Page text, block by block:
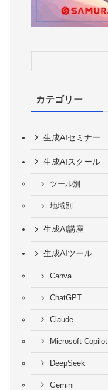
カテゴリー
生成AIセミナー
生成AIスクール
ツール別
地域別
生成AI講座
生成AIツール
Canva
ChatGPT
Claude
Microsoft Copilot
DeepSeek
Gemini